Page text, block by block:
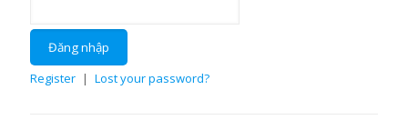
Register | Lost your password?